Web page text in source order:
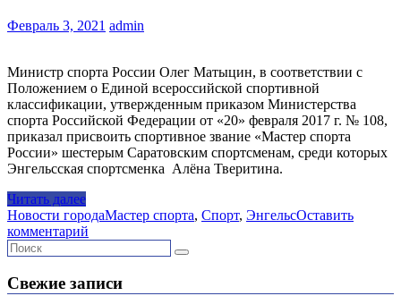
Февраль 3, 2021 admin
Министр спорта России Олег Матыцин, в соответствии с
Положением о Единой всероссийской спортивной
классификации, утвержденным приказом Министерства
спорта Российской Федерации от «20» февраля 2017 г. № 108,
приказал присвоить спортивное звание «Мастер спорта
России» шестерым Саратовским спортсменам, среди которых
Энгельсская спортсменка Алёна Тверитина.
Читать далее
Новости городаМастер спорта, Спорт, ЭнгельсОставить
комментарий
Свежие записи